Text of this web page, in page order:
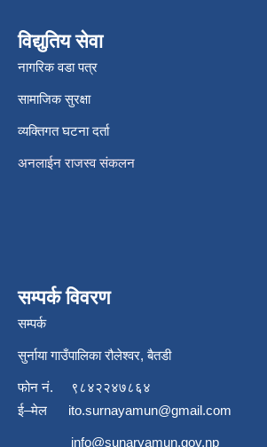
विद्युतिय सेवा
नागरिक वडा पत्र
सामाजिक सुरक्षा
व्यक्तिगत घटना दर्ता
अनलाईन राजस्व संकलन
सम्पर्क विवरण
सम्पर्क
सुर्नाया गाउँपालिका रौलेश्वर, बैतडी
फोन नं.
९८४२२४७८६४
ई–मेल ito.surnayamun@gmail.com
info@sunaryamun.gov.np